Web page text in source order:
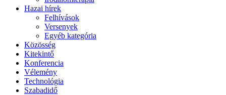
Hazai hírek
Felhívások
Versenyek
Egyéb kategória
Közösség
Kitekintő
Konferencia
Vélemény
Technológia
Szabadidő